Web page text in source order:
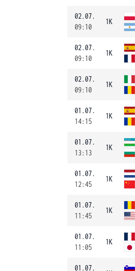
02.07.
09:10
1K
02.07.
09:10
1K
02.07.
09:10
1K
01.07.
14:15
1K
01.07.
13:13
1K
01.07.
12:45
1K
01.07.
11:45
1K
01.07.
11:05
1K
01.07.